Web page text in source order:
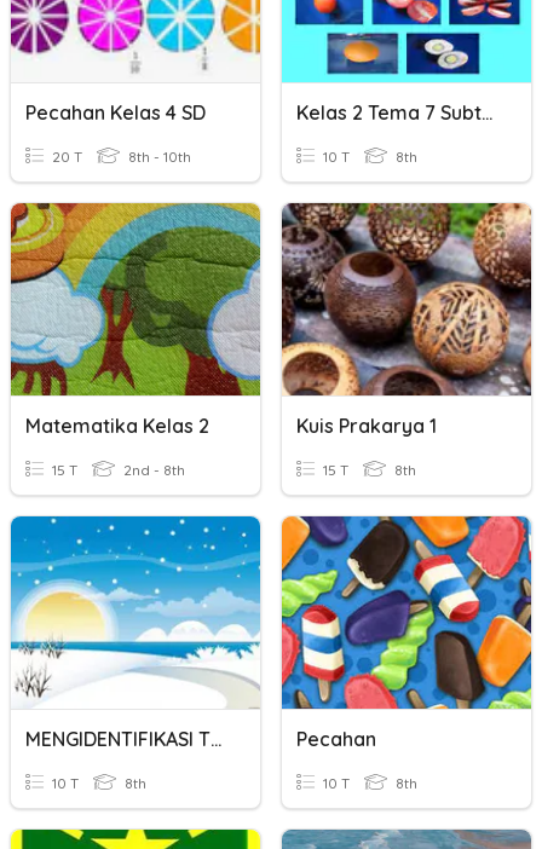
Pecahan Kelas 4 SD
20 T 8th - 10th
Kelas 2 Tema 7 Subtema 3 Matematika Pecahan
10 T 8th
Matematika Kelas 2
15 T 2nd - 8th
Kuis Prakarya 1
15 T 8th
MENGIDENTIFIKASI TEKS EKSPLANASI
10 T 8th
Pecahan
10 T 8th